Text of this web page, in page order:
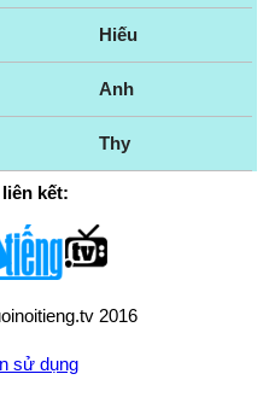
Hiếu
Anh
Thy
kết:
2016
sử dụng